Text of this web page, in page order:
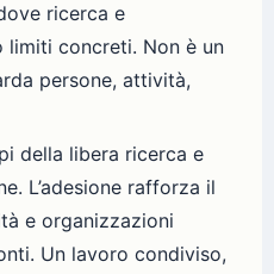
ricerca e
limiti concreti. Non è un
persone, attività,
della libera ricerca e
L’adesione rafforza il
e organizzazioni
Un lavoro condiviso,